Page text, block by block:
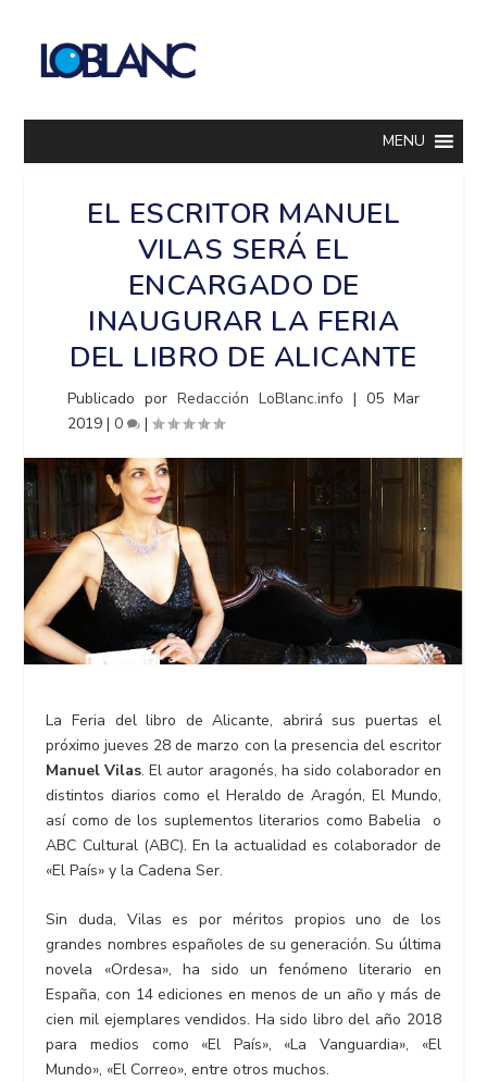
MENU
EL ESCRITOR MANUEL
VILAS SERÁ EL
ENCARGADO DE
INAUGURAR LA FERIA
DEL LIBRO DE ALICANTE
Publicado porRedacción LoBlanc.info | 05 Mar
2019 |0 |
La Feria del libro de Alicante, abrirá sus puertas el
próximo jueves 28 de marzo con la presencia del escritor
Manuel Vilas. El autor aragonés, ha sido colaborador en
distintos diarios como el Heraldo de Aragón, El Mundo,
así como de los suplementos literarios como Babelia o
ABC Cultural (ABC). En la actualidad es colaborador de
«El País» y la Cadena Ser.
Sin duda, Vilas es por méritos propios uno de los
grandes nombres españoles de su generación. Su última
novela «Ordesa», ha sido un fenómeno literario en
España, con 14 ediciones en menos de un año y más de
cien mil ejemplares vendidos. Ha sido libro del año 2018
para medios como «El País», «La Vanguardia», «El
Mundo», «El Correo», entre otros muchos.